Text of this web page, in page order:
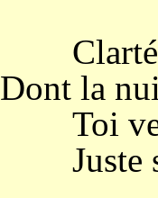
Clarté
Dont la
Toi
Juste